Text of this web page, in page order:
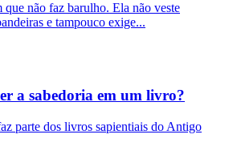
não faz barulho. Ela não veste
e tampouco exige...
a sabedoria em um livro?
parte dos livros sapientiais do Antigo